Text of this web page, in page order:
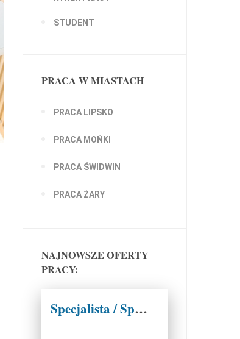
STUDENT
PRACA W MIASTACH
PRACA LIPSKO
PRACA MOŃKI
PRACA ŚWIDWIN
PRACA ŻARY
NAJNOWSZE OFERTY
PRACY:
Specjalista / Specjalistka ds. Sprzedaży Nieruchomości